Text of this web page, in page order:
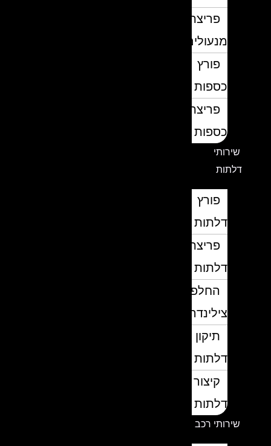
פריצת
מנעולים
פורץ
כספות
פריצת
כספות
שירותי
דלתות
פורץ
דלתות
פריצת
דלתות
החלפת
צילינדרים
תיקון
דלתות
קיצור
דלתות
שירותי רכב